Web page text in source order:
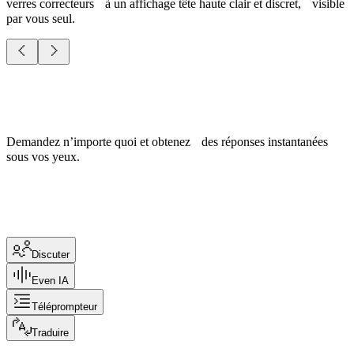
verres correcteurs à un affichage tête haute clair et discret, visible
par vous seul.
Discuter
Even IA
Téléprompteur
Traduire